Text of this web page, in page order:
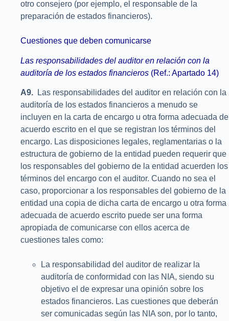
otro consejero (por ejemplo, el responsable de la
preparación de estados financieros).
Cuestiones que deben comunicarse
Las responsabilidades del auditor en relación con la
auditoría de los estados financieros (Ref.: Apartado 14)
A9.
Las responsabilidades del auditor en relación con la
auditoría de los estados financieros a menudo se
incluyen en la carta de encargo u otra forma adecuada de
acuerdo escrito en el que se registran los términos del
encargo. Las disposiciones legales, reglamentarias o la
estructura de gobierno de la entidad pueden requerir que
los responsables del gobierno de la entidad acuerden los
términos del encargo con el auditor. Cuando no sea el
caso, proporcionar a los responsables del gobierno de la
entidad una copia de dicha carta de encargo u otra forma
adecuada de acuerdo escrito puede ser una forma
apropiada de comunicarse con ellos acerca de
cuestiones tales como:
La responsabilidad del auditor de realizar la
auditoría de conformidad con las NIA, siendo su
objetivo el de expresar una opinión sobre los
estados financieros. Las cuestiones que deberán
ser comunicadas según las NIA son, por lo tanto,